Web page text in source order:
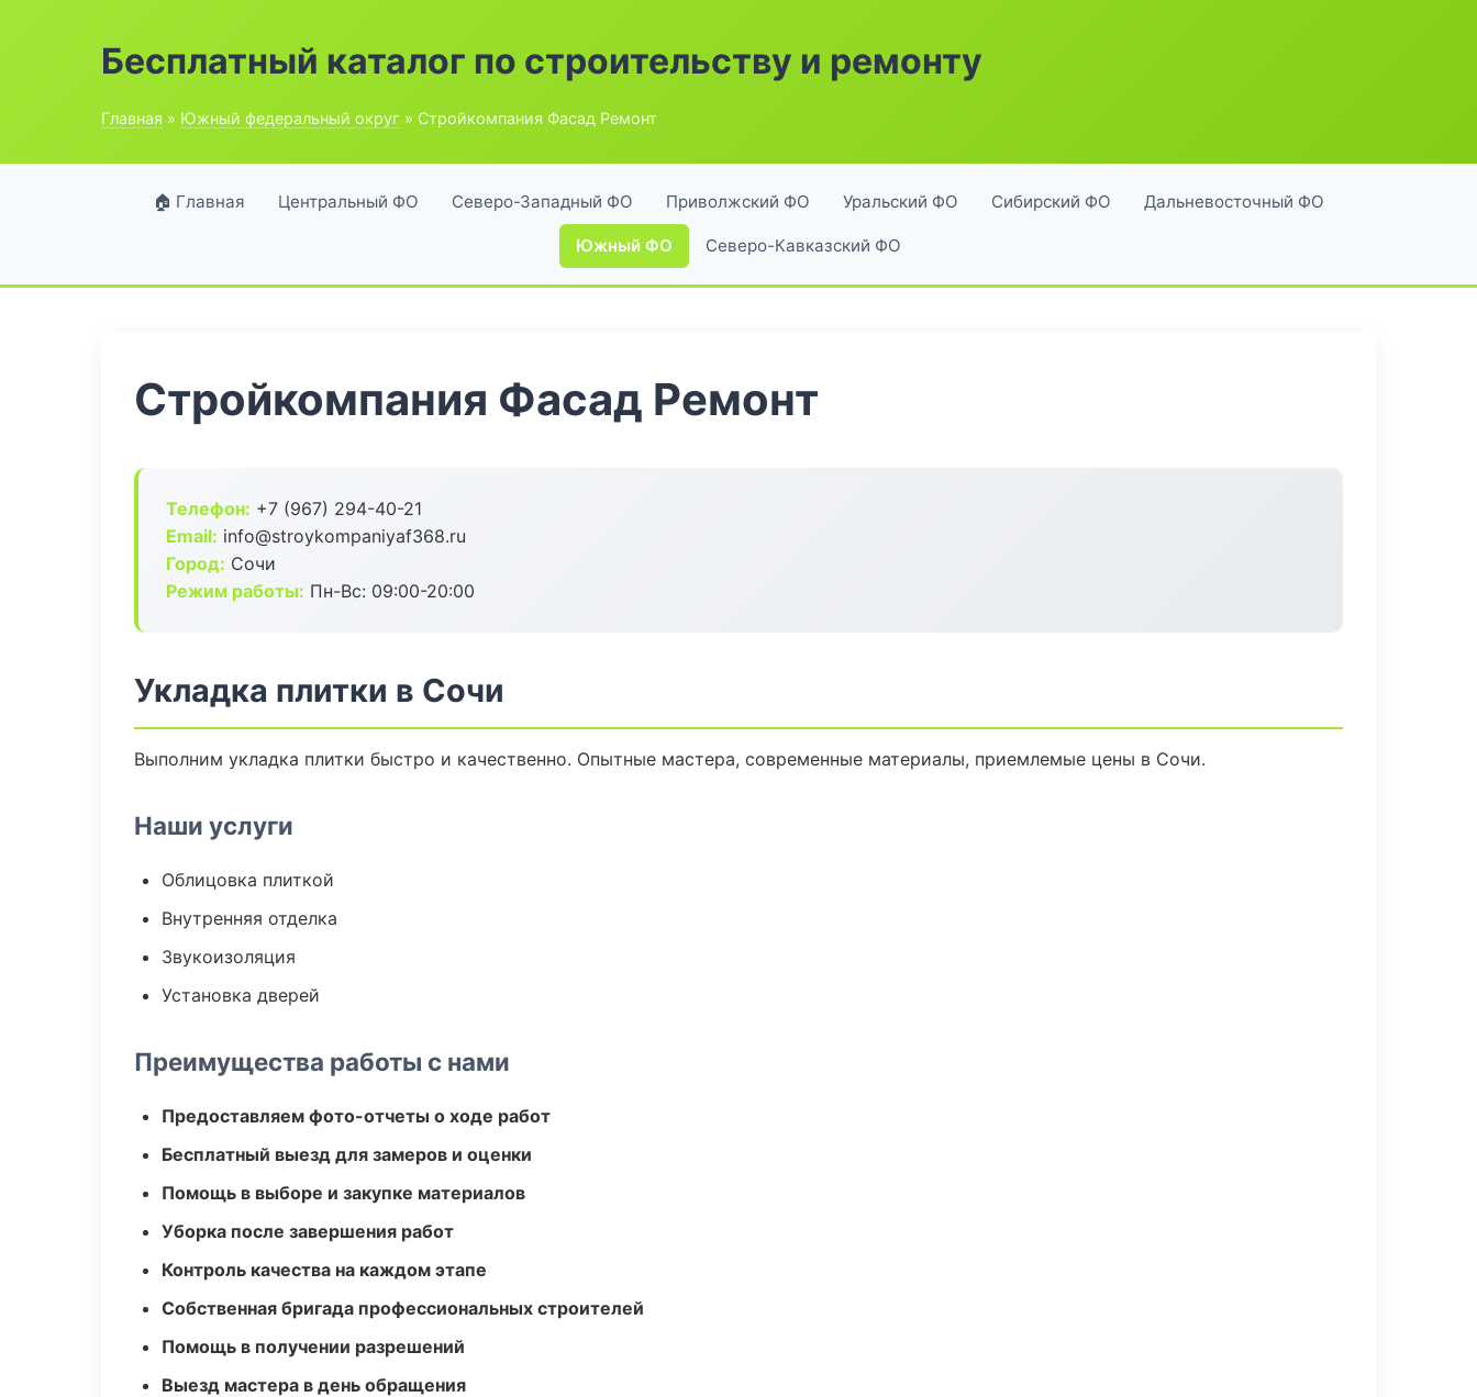
Бесплатный каталог по строительству и ремонту
Главная » Южный федеральный округ » Стройкомпания Фасад Ремонт
🏠 Главная Центральный ФО Северо-Западный ФО Приволжский ФО Уральский ФО Сибирский ФО Дальневосточный ФО
Южный ФО Северо-Кавказский ФО
Стройкомпания Фасад Ремонт
Телефон: +7 (967) 294-40-21
Email: info@stroykompaniyaf368.ru
Город: Сочи
Режим работы: Пн-Вс: 09:00-20:00
Укладка плитки в Сочи
Выполним укладка плитки быстро и качественно. Опытные мастера, современные материалы, приемлемые цены в Сочи.
Наши услуги
Облицовка плиткой
Внутренняя отделка
Звукоизоляция
Установка дверей
Преимущества работы с нами
Предоставляем фото-отчеты о ходе работ
Бесплатный выезд для замеров и оценки
Помощь в выборе и закупке материалов
Уборка после завершения работ
Контроль качества на каждом этапе
Собственная бригада профессиональных строителей
Помощь в получении разрешений
Выезд мастера в день обращения